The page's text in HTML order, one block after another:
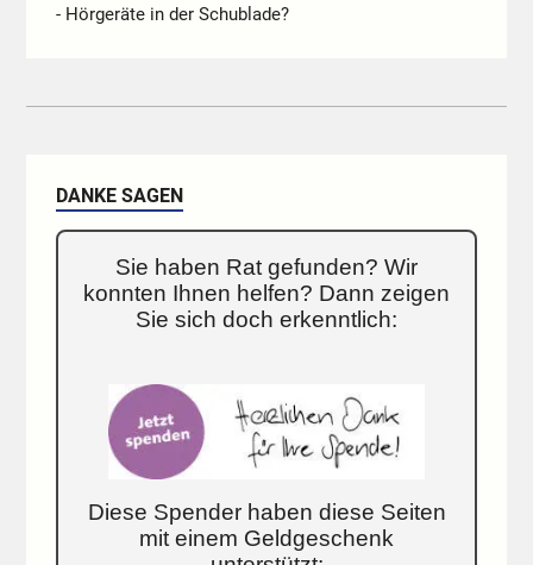
- Hörgeräte in der Schublade?
DANKE SAGEN
Sie haben Rat gefunden? Wir
konnten Ihnen helfen? Dann zeigen
Sie sich doch erkenntlich:
Diese Spender haben diese Seiten
mit einem Geldgeschenk